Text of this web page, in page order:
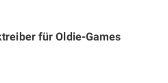
für Oldie-Games